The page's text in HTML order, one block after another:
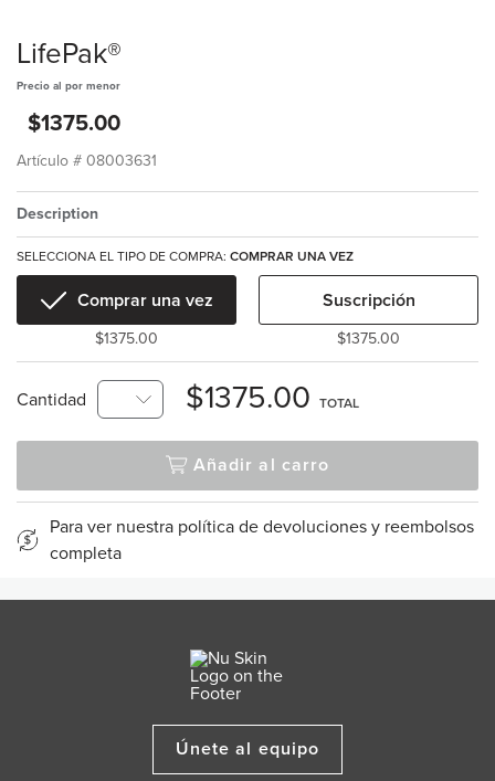
LifePak®
Precio al por menor
$1375.00
Artículo # 08003631
Description
SELECCIONA EL TIPO DE COMPRA: COMPRAR UNA VEZ
Comprar una vez
$1375.00
Suscripción
$1375.00
Cantidad $1375.00 TOTAL
Añadir al carro
Para ver nuestra política de devoluciones y reembolsos
completa
Únete al equipo